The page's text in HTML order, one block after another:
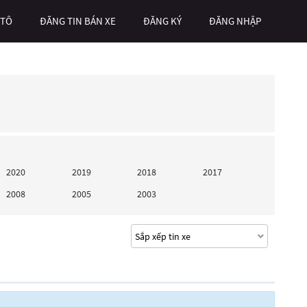
ĐĂNG TIN BÁN XE ĐĂNG KÝ ĐĂNG NHẬP
2020 2019 2018
2017
2008
2005 2003